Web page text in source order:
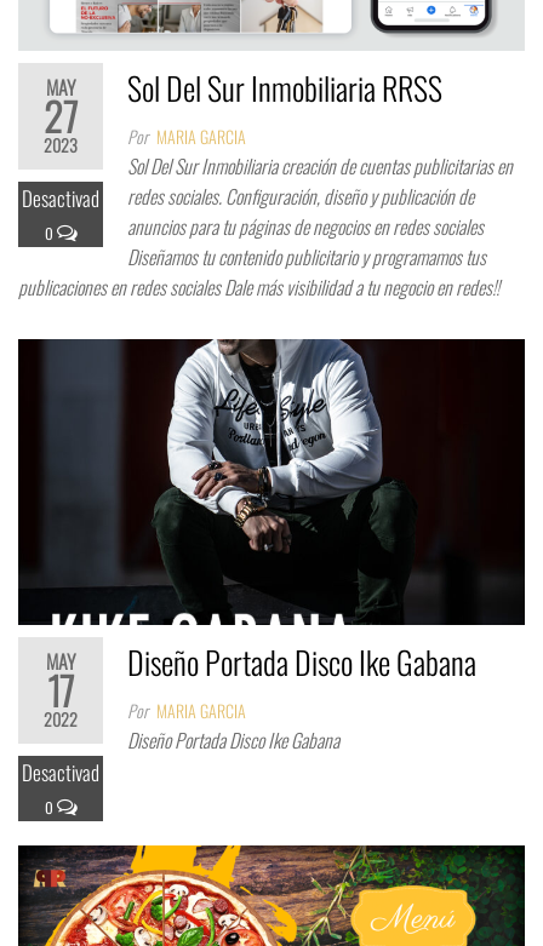
MAY
27
2023
Desactivad
o
Sol Del Sur Inmobiliaria RRSS
Por MARIA GARCIA
Sol Del Sur Inmobiliaria creación de cuentas publicitarias en
redes sociales. Configuración, diseño y publicación de
anuncios para tu páginas de negocios en redes sociales
Diseñamos tu contenido publicitario y programamos tus
publicaciones en redes sociales Dale más visibilidad a tu negocio en redes!!
MAY
17
2022
Desactivad
o
Diseño Portada Disco Ike Gabana
Por MARIA GARCIA
Diseño Portada Disco Ike Gabana